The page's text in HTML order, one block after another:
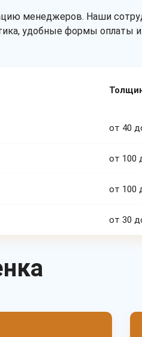
менеджеров. Наши
удобные формы оплаты
от 40
от 100
от 100
от 30